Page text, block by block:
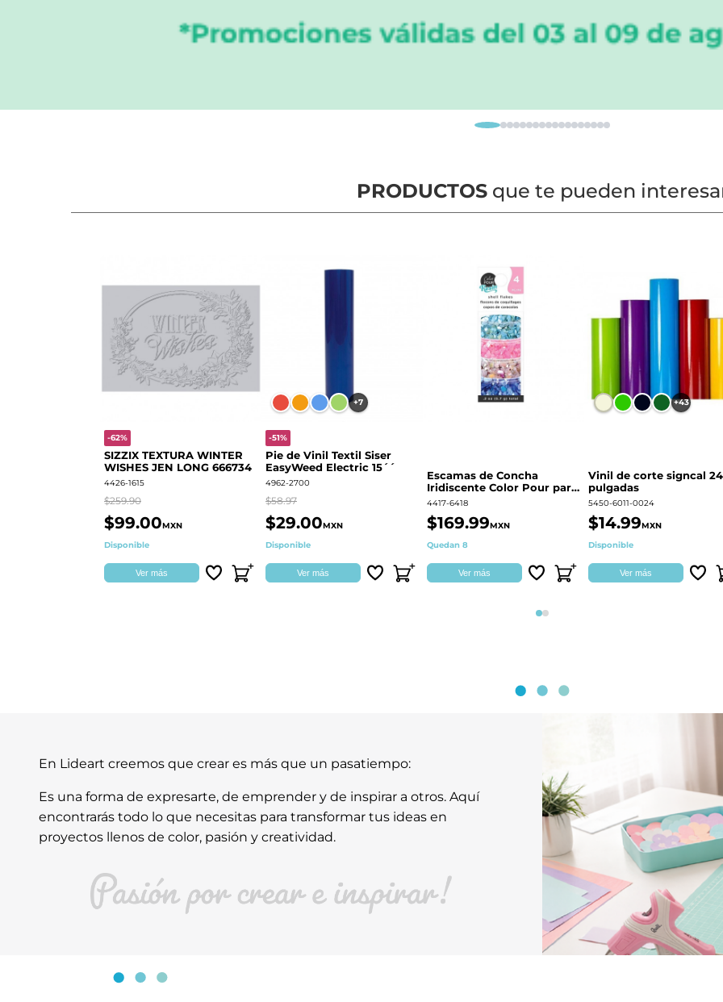
PRODUCTOSque te pueden
-62%
SIZZIX TEXTURA WINTER
WISHES JEN LONG 666734
4426-1615
$259.90
$99.00MXN
Disponible
Ver más
+7
-51%
Pie de Vinil Textil Siser
EasyWeed Electric 15´´
4962-2700
$58.97
$29.00MXN
Disponible
Ver más
Escamas de Concha
Iridiscente Color Pour para
decoración | 359687
4417-6418
$169.99MXN
Quedan 8
Ver más
+43
Vinil de corte signcal 24
pulgadas
5450-6011-0024
$14.99MXN
Disponible
Ver más
Página 1
Página 2
En Lideart creemos que crear es más que un pasatiempo:
Es una forma de expresarte, de emprender y de inspirar a otros. Aquí
encontrarás todo lo que necesitas para transformar tus ideas en
proyectos llenos de color, pasión y creatividad.